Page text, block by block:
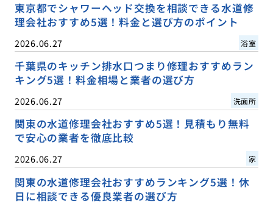
東京都でシャワーヘッド交換を相談できる水道修
理会社おすすめ5選！料金と選び方のポイント
2026.06.27 浴室
千葉県のキッチン排水口つまり修理おすすめラン
キング5選！料金相場と業者の選び方
2026.06.27 洗面所
関東の水道修理会社おすすめ5選！見積もり無料
で安心の業者を徹底比較
2026.06.27 家
関東の水道修理会社おすすめランキング5選！休
日に相談できる優良業者の選び方